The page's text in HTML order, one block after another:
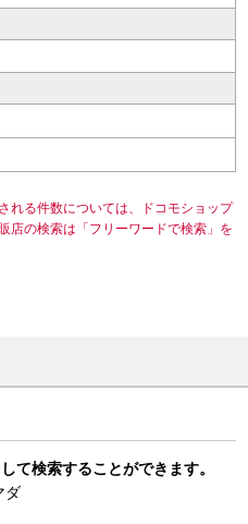
れる件数については、ドコモショップ
店の検索は「フリーワードで検索」を
て検索することができます。
ダ